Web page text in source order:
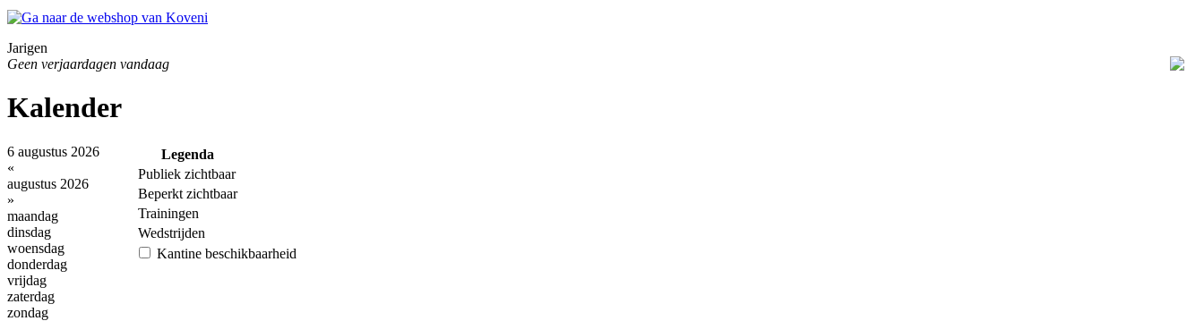
Jarigen
Geen verjaardagen vandaag
Kalender
6 augustus 2026
«
augustus 2026
»
maandag
dinsdag
woensdag
donderdag
vrijdag
zaterdag
zondag
Legenda
Publiek zichtbaar
Beperkt zichtbaar
Trainingen
Wedstrijden
Kantine beschikbaarheid